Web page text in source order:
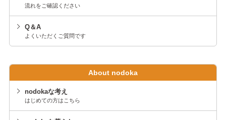
流れをご確認ください
Q＆A
よくいただくご質問です
About nodoka
nodokaな考え
はじめての方はこちら